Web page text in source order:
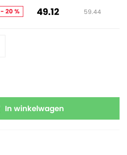
In winkelwagen
- 20 % 49.12 59.44